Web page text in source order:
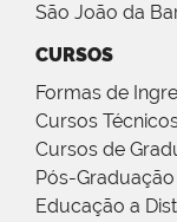
São João da
CURSOS
Formas de
Cursos
Cursos de
Pós-Graduação
Educação a